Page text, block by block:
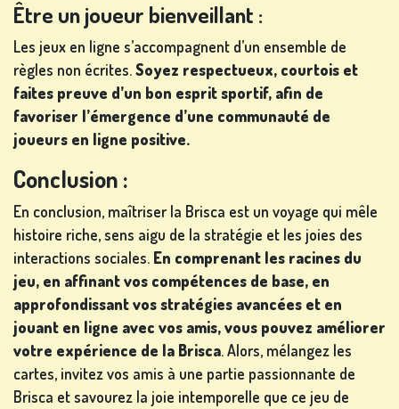
Être un joueur bienveillant :
Les jeux en ligne s’accompagnent d’un ensemble de
règles non écrites.Soyez respectueux, courtois et
faites preuve d’un bon esprit sportif, afin de
favoriser l’émergence d’une communauté de
joueurs en ligne positive.
Conclusion :
En conclusion, maîtriser la Brisca est un voyage qui mêle
histoire riche, sens aigu de la stratégie et les joies des
interactions sociales. En comprenant les racines du
jeu, en affinant vos compétences de base, en
approfondissant vos stratégies avancées et en
jouant en ligne avec vos amis, vous pouvez améliorer
votre expérience de la Brisca. Alors, mélangez les
cartes, invitez vos amis à une partie passionnante de
Brisca et savourez la joie intemporelle que ce jeu de